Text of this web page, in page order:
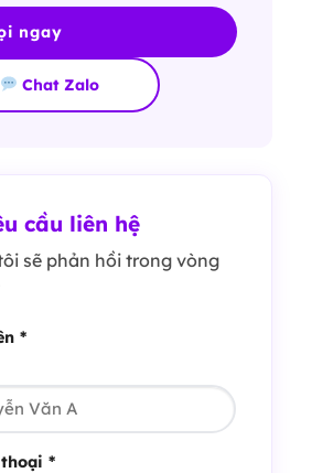
ngay
Chat Zalo
cầu liên hệ
sẽ phản hồi trong vòng
*
*